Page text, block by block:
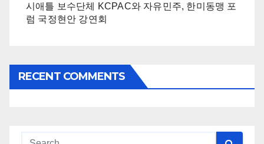
시애틀 보수단체 KCPAC와 자유민주, 한미동맹 포
럼 국정현안 강연회
RECENT COMMENTS